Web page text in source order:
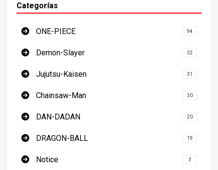
Categorías
ONE-PIECE 94
Demon-Slayer 32
Jujutsu-Kaisen 31
Chainsaw-Man 30
DAN-DADAN 20
DRAGON-BALL 19
Notice 3